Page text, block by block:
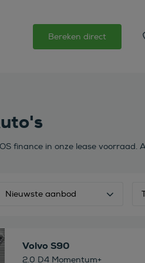
Bereken direct
finance in onze lease
Nieuwste aanbod
Volvo S90
2.0 D4 Momentum+